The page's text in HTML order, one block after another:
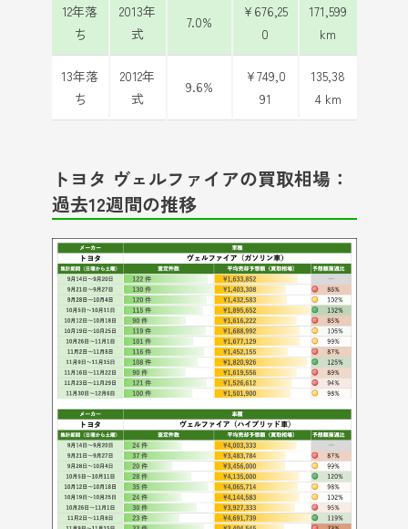
12年落
ち
2013年
式
7.0%
¥676,25
0
171,599
km
13年落
ち
2012年
式
9.6%
¥749,0
91
135,38
4 km
トヨタ ヴェルファイアの買取相場：
過去12週間の推移